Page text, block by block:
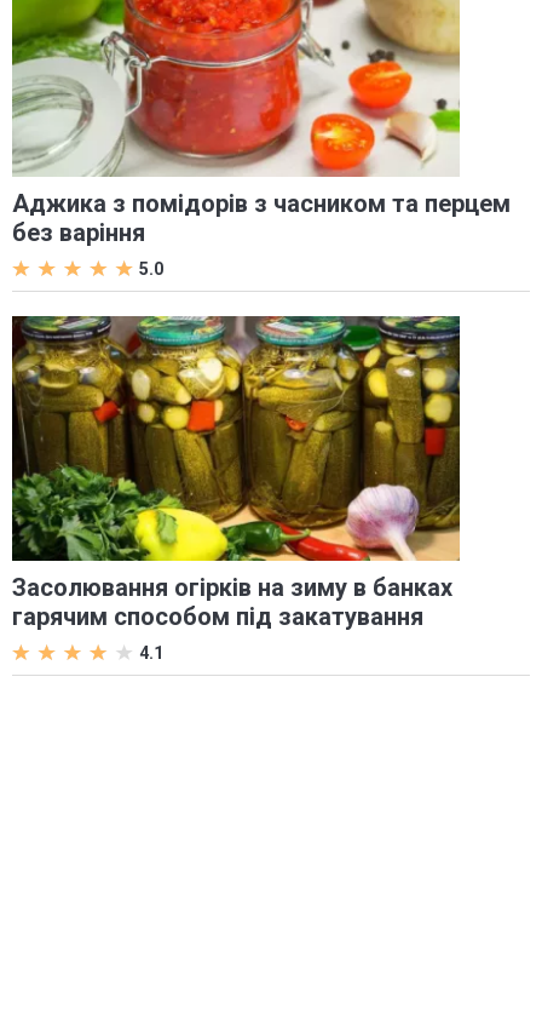
Аджика з помідорів з часником та перцем
без варіння
5.0
Засолювання огірків на зиму в банках
гарячим способом під закатування
4.1